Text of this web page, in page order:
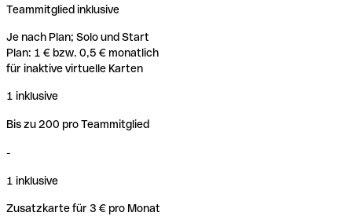
Teammitglied inklusive
Je nach Plan; Solo und Start
Plan: 1 € bzw. 0,5 € monatlich
für inaktive virtuelle Karten
1 inklusive
Bis zu 200 pro Teammitglied
-
1 inklusive
Zusatzkarte für 3 € pro Monat